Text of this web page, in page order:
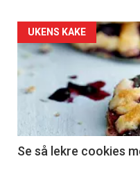
Forsiden
akkurat
nå
2
UKENS KAKE
Se så lekre cookies